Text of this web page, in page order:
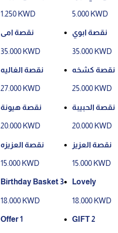
1.250 KWD 5.000 KWD
نقصة امى
35.000 KWD
نقصة ابوي
35.000 KWD
نقصة الغاليه
27.000 KWD
نقصة كشخه
25.000 KWD
نقصة هيونة
20.000 KWD
نقصة الحبيبة
20.000 KWD
نقصة العزيزه
15.000 KWD
نقصة العزيز
15.000 KWD
Birthday Basket 3
18.000 KWD
Lovely
18.000 KWD
Offer 1 GIFT 2